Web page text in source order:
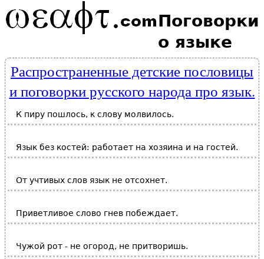
Поговорки
о языке
Распространенные детские пословицы
и поговорки русского народа про язык.
К пиру пошлось, к слову молвилось.
Язык без костей: работает на хозяина и на гостей.
От учтивых слов язык не отсохнет.
Приветливое слово гнев побеждает.
Чужой рот - не огород, не притворишь.